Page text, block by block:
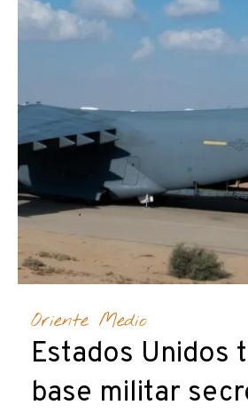
Oriente Medio
Estados Unidos
base militar